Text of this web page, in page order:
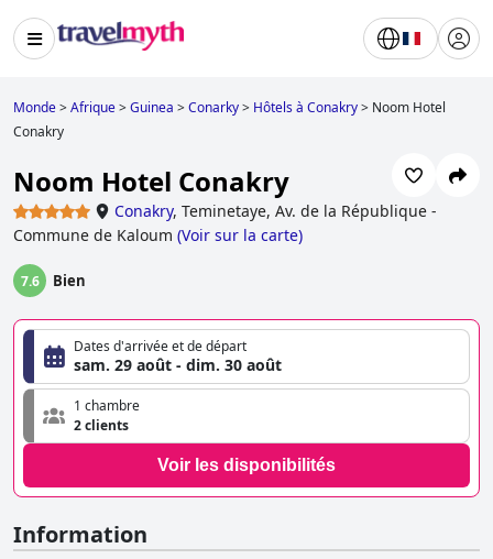
Monde>Afrique>Guinea >Conarky> Hôtels à Conakry> Noom Hotel
Conakry
Noom Hotel Conakry
Conakry, Teminetaye, Av. de la République -
Commune de Kaloum (Voir sur la carte)
7.6 Bien
Dates d'arrivée et de départ
sam. 29 août - dim. 30 août
1 chambre
2 clients
Voir les disponibilités
Information